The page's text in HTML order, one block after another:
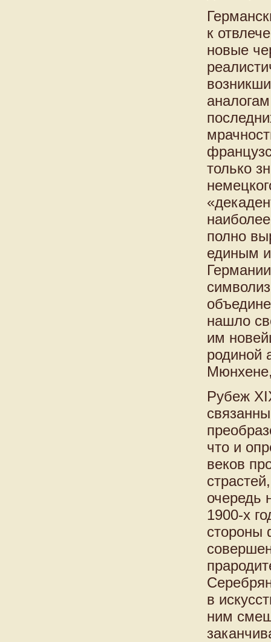
к
новые
только
полно
единым
нашло
им
родиной
Рубеж
что и
веков
очередь
1900-х
стороны
в
ним